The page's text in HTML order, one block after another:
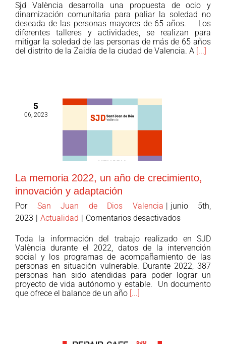
de
un
equipo
de
atención
marcha
el
Proyecto
de
actividades
Sjd València desarrolla una propuesta de ocio y
dinamización comunitaria para paliar la soledad no
deseada de las personas mayores de 65 años. Los
diferentes talleres y actividades, se realizan para
mitigar la soledad de las personas de más de 65 años
del distrito de la Zaidía de la ciudad de Valencia. A [...]
5
06, 2023
La memoria 2022, un año de crecimiento,
innovación y adaptación
Por San Juan de Dios Valencia
junio 5th,
2023
Actualidad Comentarios desactivadosen
memoria
2022,
un
año
Toda la información del trabajo realizado en SJD
València durante el 2022, datos de la intervención
social y los programas de acompañamiento de las
personas en situación vulnerable. Durante 2022, 387
personas han sido atendidas para poder lograr un
proyecto de vida autónomo y estable. Un documento
que ofrece el balance de un año [...]